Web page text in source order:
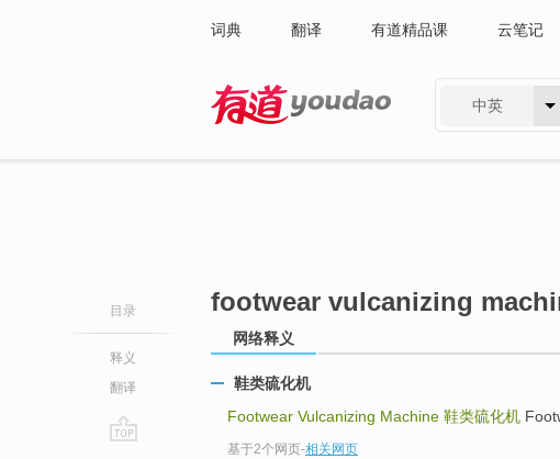
词典 翻译 有道精品课 云笔记
中英
目录
释义
翻译
footwear vulcanizing
网络释义
鞋类硫化机
Footwear Vulcanizing Machine 鞋类硫化机
基于2个网页-相关网页